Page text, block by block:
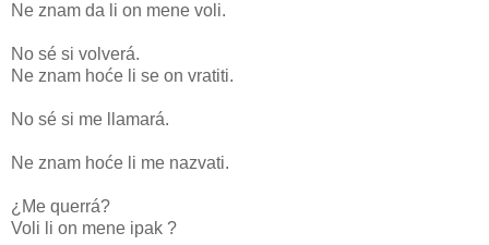
Ne znam da li on mene voli.
No sé si volverá.
Ne znam hoće li se on vratiti.
No sé si me llamará.
Ne znam hoće li me nazvati.
¿Me querrá?
Voli li on mene ipak ?